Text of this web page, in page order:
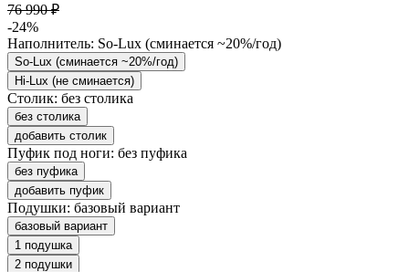
76 990 ₽
-24%
Наполнитель: So-Lux (cминается ~20%/год)
So-Lux (cминается ~20%/год)
Hi-Lux (не сминается)
Столик: без столика
без столика
добавить столик
Пуфик под ноги: без пуфика
без пуфика
добавить пуфик
Подушки: базовый вариант
базовый вариант
1 подушка
2 подушки